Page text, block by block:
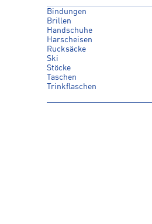
Bindungen
Brillen
Handschuhe
Harscheisen
Rucksäcke
Ski
Stöcke
Taschen
Trinkflaschen